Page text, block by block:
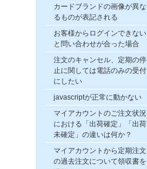
カードブランドの画像が異な
るものが表記される
お客様からログインできない
と問い合わせが合った場合
注文のキャンセル、定期の停
止に関しては電話のみの受付
にしたい
javascriptが正常に動かない
マイアカウントのご注文状況
における「出荷確定」「出荷
未確定」の違いは何か？
マイアカウントから定期注文
の過去注文について領収書を